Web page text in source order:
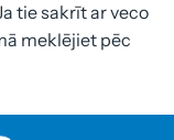
tie sakrīt ar veco
meklējiet pēc